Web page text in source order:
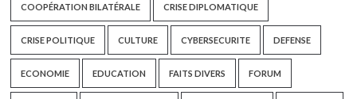
COOPÉRATION BILATÉRALE CRISE DIPLOMATIQUE
CRISE POLITIQUE CULTURE CYBERSECURITE DEFENSE
ECONOMIE EDUCATION FAITS DIVERS FORUM